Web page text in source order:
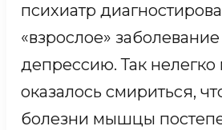
позади, и Вика
Социальный центр,
по которой она теперь
уверенно.
психиатр
«взрослое»
депрессию. Так нелегко
оказалось смириться,
болезни мышцы